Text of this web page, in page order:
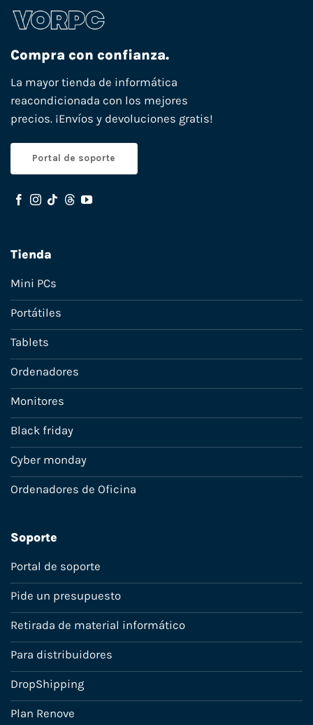
Compra con confianza.
La mayor tienda de informática
reacondicionada con los mejores
precios. ¡Envíos y devoluciones gratis!
Portal de soporte
Tienda
Mini PCs
Portátiles
Tablets
Ordenadores
Monitores
Black friday
Cyber monday
Ordenadores de Oficina
Soporte
Portal de soporte
Pide un presupuesto
Retirada de material informático
Para distribuidores
DropShipping
Plan Renove